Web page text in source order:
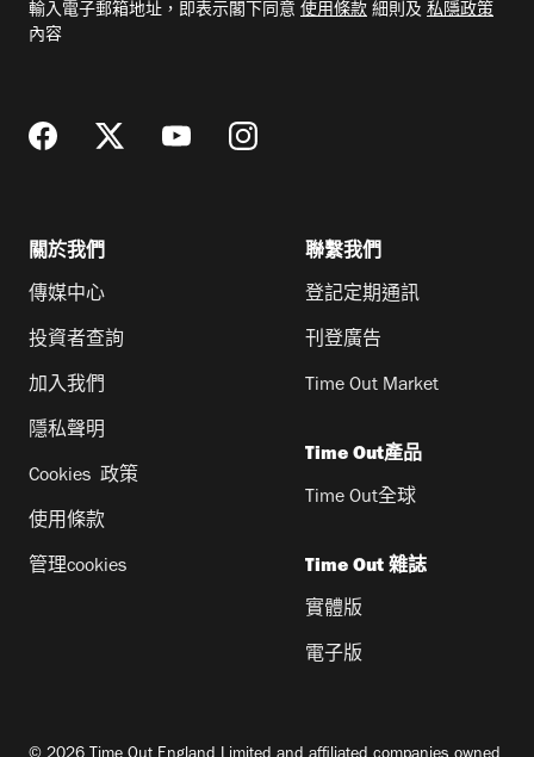
郵
輸入電子郵箱地址，即表示閣下同意 使用條款 細則及 私隱政策
內容
關於我們
傳媒中心
投資者查詢
加入我們
隱私聲明
Cookies 政策
使用條款
管理cookies
聯繫我們
登記定期通訊
刊登廣告
Time Out Market
Time Out產品
Time Out全球
Time Out 雜誌
實體版
電子版